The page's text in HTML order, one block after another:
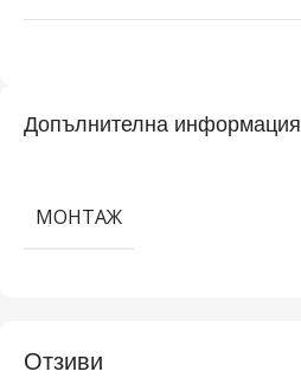
Допълнителна информация
МОНТАЖ
Отзиви